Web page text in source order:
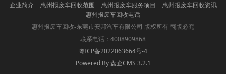
企业简介 惠州报废车回收范围 惠州报废车服务项目
惠州报废车回收资讯
惠州报废车回收电话
惠州报废车回收-东莞市安邦汽车有限公司 版权所有 翻版必究
联系电话：4008909868
粤ICP备2022063664号-4
Powered By 盘企CMS 3.2.1
盘企CMS